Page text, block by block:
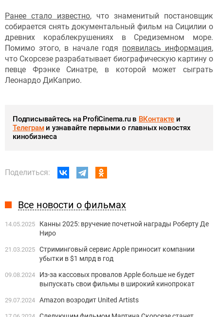
Ранее стало известно, что знаменитый постановщик
собирается снять документальный фильм на Сицилии о
древних кораблекрушениях в Средиземном море.
Помимо этого, в начале годя появилась информация,
что Скорсезе разрабатывает биографическую картину о
певце Фрэнке Синатре, в которой может сыграть
Леонардо ДиКаприо.
Подписывайтесь на ProfiCinema.ru в ВКонтакте и
Телеграми узнавайте первыми о главных новостях
кинобизнеса
Поделиться:
Все новости о фильмах
14.05.2025
Канны 2025: вручение почетной награды Роберту Де
Ниро
21.03.2025 Стриминговый сервис Apple приносит компании
убытки в $1 млрд в год
09.08.2024
Из-за кассовых провалов Apple больше не будет
выпускать свои фильмы в широкий кинопрокат
29.07.2024 Amazon возродит United Artists